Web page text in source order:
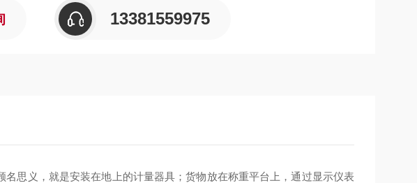
13381559975
名思义，就是安装在地上的计量器具；货物放在称重平台上，通过显示仪表